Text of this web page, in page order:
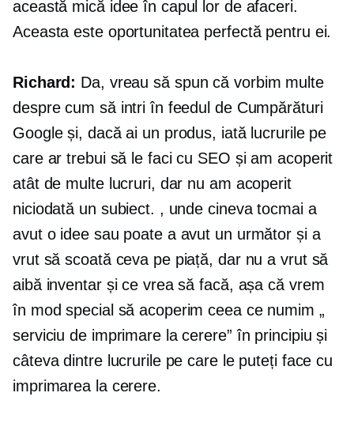
această mică idee în capul lor de afaceri.
Aceasta este oportunitatea perfectă pentru ei.
Richard: Da, vreau să spun că vorbim multe
despre cum să intri în feedul de Cumpărături
Google și, dacă ai un produs, iată lucrurile pe
care ar trebui să le faci cu SEO și am acoperit
atât de multe lucruri, dar nu am acoperit
niciodată un subiect. , unde cineva tocmai a
avut o idee sau poate a avut un următor și a
vrut să scoată ceva pe piață, dar nu a vrut să
aibă inventar și ce vrea să facă, așa că vrem
în mod special să acoperim ceea ce numim „
serviciu de imprimare la cerere” în principiu și
câteva dintre lucrurile pe care le puteți face cu
imprimarea la cerere.